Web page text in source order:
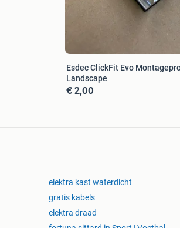
Esdec ClickFit Evo
Landscape
€ 2,00
elektra kast waterdicht
gratis kabels
elektra draad